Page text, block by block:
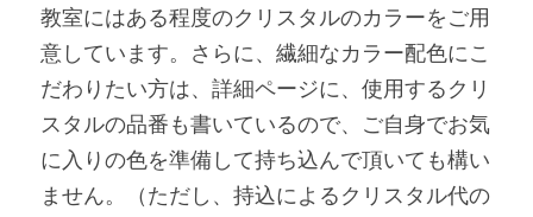
教室にはある程度のクリスタルのカラーをご用
意しています。さらに、繊細なカラー配色にこ
だわりたい方は、詳細ページに、使用するクリ
スタルの品番も書いているので、ご自身でお気
に入りの色を準備して持ち込んで頂いても構い
ません。（ただし、持込によるクリスタル代の